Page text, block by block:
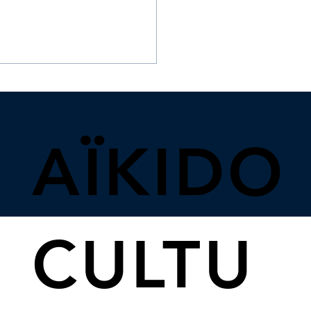
de grades & BF
AÏKIDO
CULTU